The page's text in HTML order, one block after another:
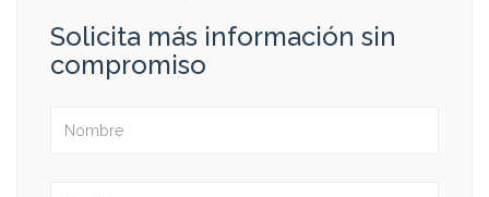
Solicita más información sin
compromiso